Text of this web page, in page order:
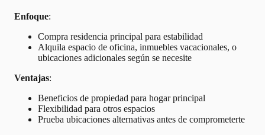
Enfoque:
Compra residencia principal para estabilidad
Alquila espacio de oficina, inmuebles vacacionales, o
ubicaciones adicionales según se necesite
Ventajas:
Beneficios de propiedad para hogar principal
Flexibilidad para otros espacios
Prueba ubicaciones alternativas antes de comprometerte